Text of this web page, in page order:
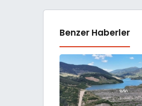
Benzer Haberler